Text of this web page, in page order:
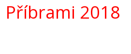
Příbrami 2018